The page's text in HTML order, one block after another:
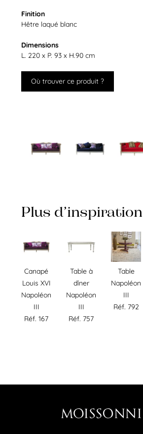
Finition
Hêtre laqué blanc
Dimensions
L. 220 x P. 93 x H.90 cm
Où trouver ce produit ?
Plus d’inspiration
Canapé
Louis XVI
Napoléon
III
Réf. 167
Table à
dîner
Napoléon
III
Réf. 757
Table
Napoléon
III
Réf. 792